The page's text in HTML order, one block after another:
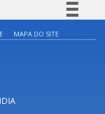
Legislação
MAPA DO SITE